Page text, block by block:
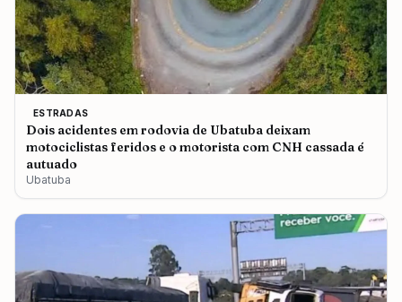
ESTRADAS
Dois acidentes em rodovia de Ubatuba deixam
motociclistas feridos e o motorista com CNH cassada é
autuado
Ubatuba